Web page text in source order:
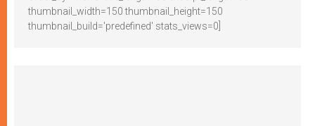
thumbnail_width=150 thumbnail_height=150
thumbnail_build='predefined' stats_views=0]